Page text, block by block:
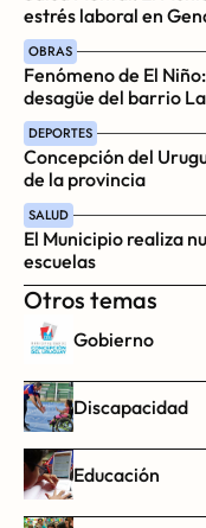
estrés laboral en
OBRAS
Fenómeno de El
desagüe del barrio
DEPORTES
Concepción del
de la provincia
SALUD
El Municipio realiza
escuelas
Otros temas
Gobierno
Discapacidad
Educación